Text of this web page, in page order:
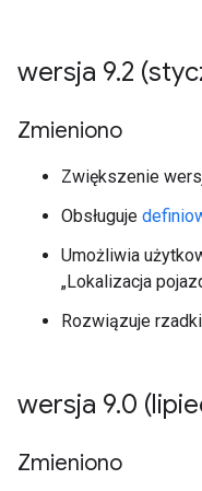
wersja 9.2
Zmieniono
Zwiększenie
Obsługuje
Umożliwia
„Lokalizacja
Rozwiązuje
wersja 9.0
Zmieniono